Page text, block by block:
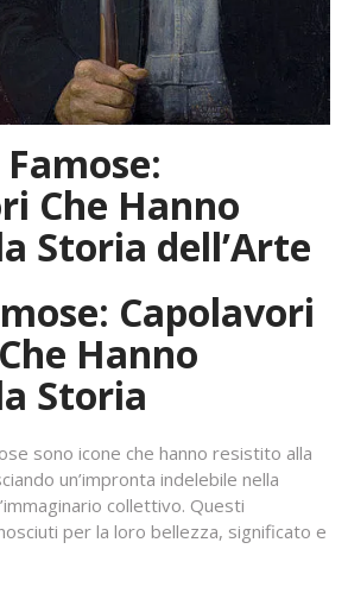
Che Hanno
Storia dell’Arte
Capolavori
Hanno
Storia
sono icone che hanno resistito alla
un’impronta indelebile nella
collettivo. Questi
per la loro bellezza, significato e